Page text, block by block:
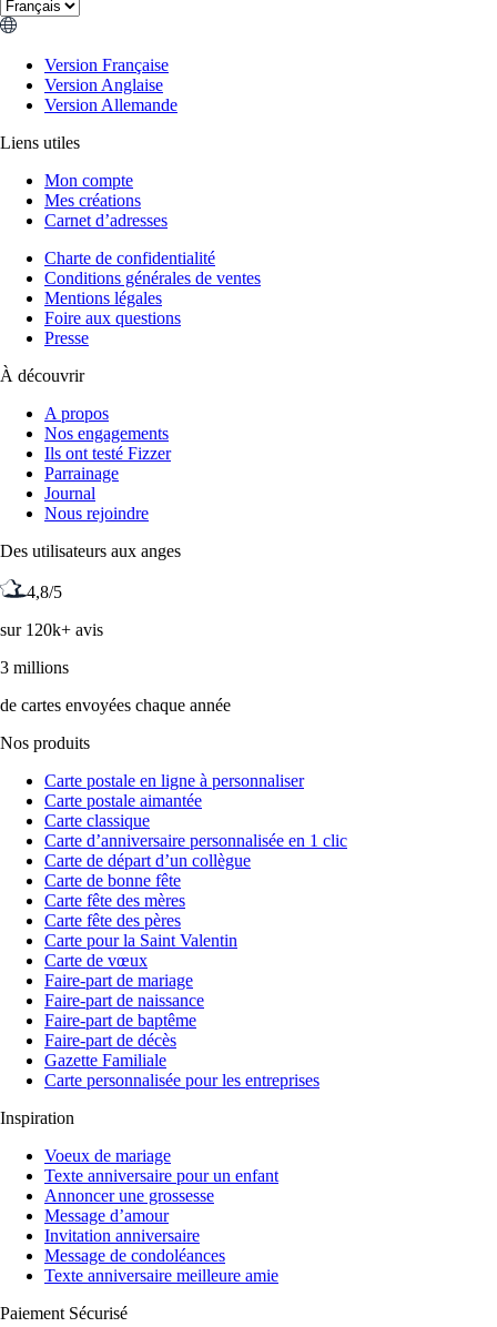
Version Française
Version Anglaise
Version Allemande
Liens utiles
Mon compte
Mes créations
Carnet d’adresses
Charte de confidentialité
Conditions générales de ventes
Mentions légales
Foire aux questions
Presse
À découvrir
A propos
Nos engagements
Ils ont testé Fizzer
Parrainage
Journal
Nous rejoindre
Des utilisateurs aux anges
4,8/5
sur 120k+ avis
3 millions
de cartes envoyées chaque année
Nos produits
Carte postale en ligne à personnaliser
Carte postale aimantée
Carte classique
Carte d’anniversaire personnalisée en 1 clic
Carte de départ d’un collègue
Carte de bonne fête
Carte fête des mères
Carte fête des pères
Carte pour la Saint Valentin
Carte de vœux
Faire-part de mariage
Faire-part de naissance
Faire-part de baptême
Faire-part de décès
Gazette Familiale
Carte personnalisée pour les entreprises
Inspiration
Voeux de mariage
Texte anniversaire pour un enfant
Annoncer une grossesse
Message d’amour
Invitation anniversaire
Message de condoléances
Texte anniversaire meilleure amie
Paiement Sécurisé